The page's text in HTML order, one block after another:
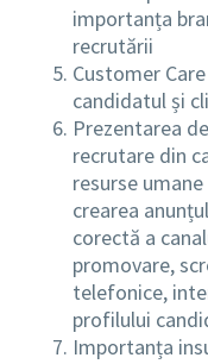
importanța
recrutării
Customer
candidatul și
Prezentarea
recrutare din
resurse
crearea
corectă a
promovare,
telefonice,
profilului
Importanța